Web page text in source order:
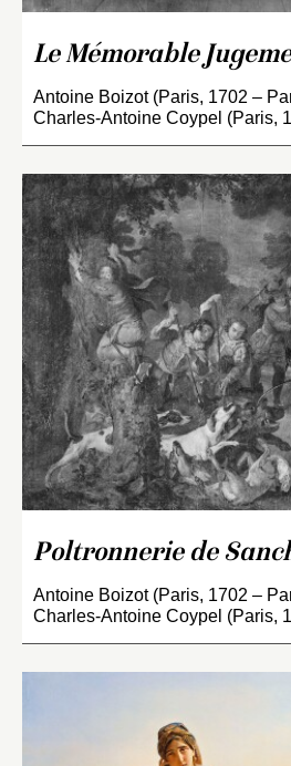
Le Mémorable
Antoine Boizot (Paris, 1702 –
Charles-Antoine Coypel (Paris,
Poltronnerie de
Antoine Boizot (Paris, 1702 –
Charles-Antoine Coypel (Paris,